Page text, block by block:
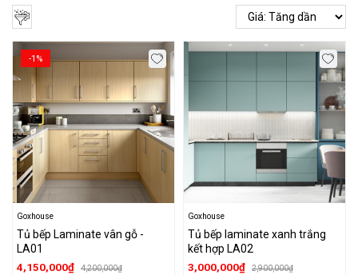
-1%
Goxhouse
Tủ bếp Laminate vân gỗ -
LA01
4,150,000₫
4,200,000₫
Goxhouse
Tủ bếp laminate xanh trắng
kết hợp LA02
3,000,000₫
2,900,000₫